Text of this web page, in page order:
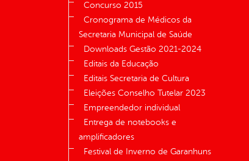
Concurso 2015
Cronograma de Médicos da
Secretaria Municipal de Saúde
Downloads Gestão 2021-2024
Editais da Educação
Editais Secretaria de Cultura
Eleições Conselho Tutelar 2023
Empreendedor individual
Entrega de notebooks e
amplificadores
Festival de Inverno de Garanhuns